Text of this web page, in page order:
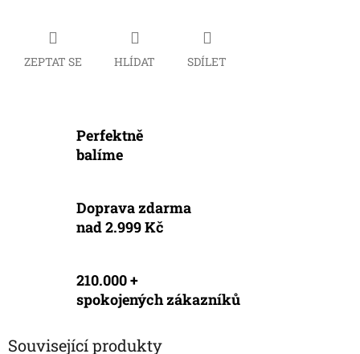
ZEPTAT SE HLÍDAT SDÍLET
Perfektně
balíme
Doprava zdarma
nad 2.999 Kč
210.000 +
spokojených zákazníků
Související produkty